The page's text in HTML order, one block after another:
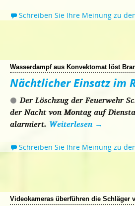
Schreiben Sie Ihre Meinung zu
Wasserdampf aus Konvektomat löst
Nächtlicher Einsatz im
Der Löschzug der Feuerwehr
der Nacht von Montag auf
alarmiert. Weiterlesen →
Schreiben Sie Ihre Meinung zu
Videokameras überführen die Schläger